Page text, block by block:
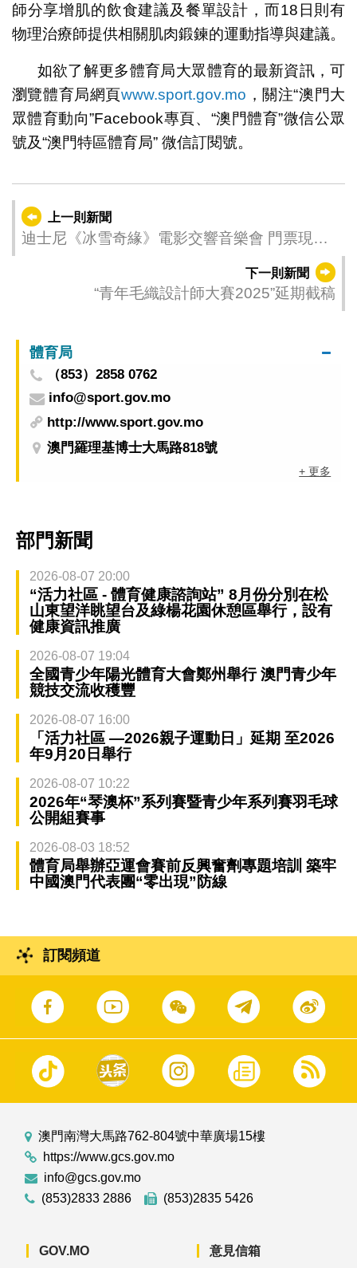
師分享增肌的飲食建議及餐單設計，而18日則有
物理治療師提供相關肌肉鍛鍊的運動指導與建議。
如欲了解更多體育局大眾體育的最新資訊，可
瀏覽體育局網頁www.sport.gov.mo ，關注“澳門大
眾體育動向”Facebook專頁、“澳門體育”微信公眾
號及“澳門特區體育局” 微信訂閱號。
上一則新聞
迪士尼《冰雪奇緣》電影交響音樂會 門票現正
下一則新聞
“青年毛織設計師大賽2025”延期截稿
體育局
（853）2858 0762
info@sport.gov.mo
http://www.sport.gov.mo
澳門羅理基博士大馬路818號
+ 更多
部門新聞
2026-08-07 20:00
“活力社區 - 體育健康諮詢站” 8月份分別在松
山東望洋眺望台及綠楊花園休憩區舉行，設有
健康資訊推廣
2026-08-07 19:04
全國青少年陽光體育大會鄭州舉行 澳門青少年
競技交流收穫豐
2026-08-07 16:00
「活力社區 —2026親子運動日」延期 至2026
年9月20日舉行
2026-08-07 10:22
2026年“琴澳杯”系列賽暨青少年系列賽羽毛球
公開組賽事
2026-08-03 18:52
體育局舉辦亞運會賽前反興奮劑專題培訓 築牢
中國澳門代表團“零出現”防線
訂閱頻道
澳門南灣大馬路762-804號中華廣場15樓
https://www.gcs.gov.mo
info@gcs.gov.mo
(853)2833 2886
(853)2835 5426
GOV.MO 意見信箱